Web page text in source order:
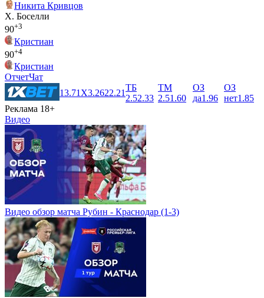
Никита Кривцов
Х. Боселли
90+3
Кристиан
90+4
Кристиан
ОтчетЧат
13.71 X3.2622.21
ТБ
2.52.33
ТМ
2.51.60
ОЗ
да1.96
ОЗ
нет1.85
Реклама 18+
Видео
Видео обзор матча Рубин - Краснодар (1-3)